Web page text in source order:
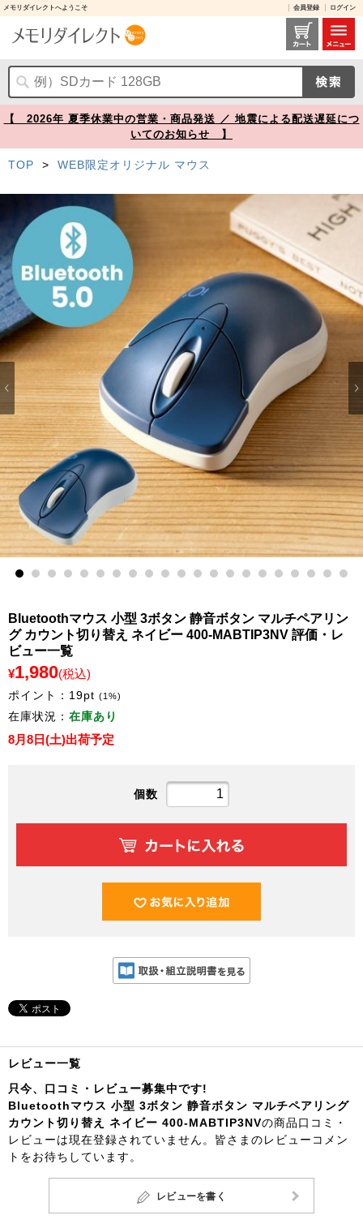
メモリダイレクトへようこそ 会員登録 ログイン
400-MABTIP3NV レビュー / Bluetoothマウス 小型 3ボタン 静音ボタン マルチペアリング カウント切り替え ネイビー【メモリダイレクト】
【 2026年 夏季休業中の営業・商品発送 ／ 地震による配送遅延につ
いてのお知らせ 】
TOP > WEB限定オリジナル マウス
10 11 12 13 14 15 16 17 18 19 20
Bluetoothマウス 小型 3ボタン 静音ボタン マルチペアリン
グ カウント切り替え ネイビー 400-MABTIP3NV 評価・レ
ビュー一覧
¥1,980(税込)
ポイント： 19pt (1%)
在庫状況： 在庫あり
8月8日(土)出荷予定
個数
レビュー一覧
只今、口コミ・レビュー募集中です!
Bluetoothマウス 小型 3ボタン 静音ボタン マルチペアリング
カウント切り替え ネイビー 400-MABTIP3NVの商品口コミ・
レビューは現在登録されていません。皆さまのレビューコメン
トをお待ちしています。
レビューを書く